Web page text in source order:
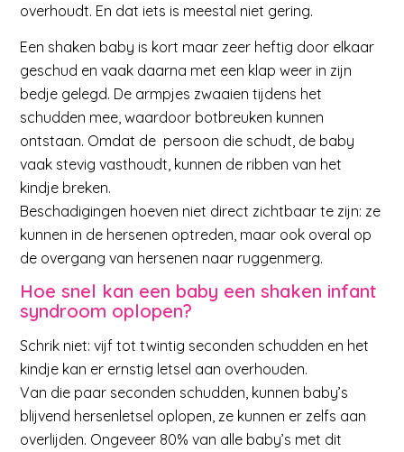
overhoudt. En dat iets is meestal niet gering.
Een shaken baby is kort maar zeer heftig door elkaar
geschud en vaak daarna met een klap weer in zijn
bedje gelegd. De armpjes zwaaien tijdens het
schudden mee, waardoor botbreuken kunnen
ontstaan. Omdat de persoon die schudt, de baby
vaak stevig vasthoudt, kunnen de ribben van het
kindje breken.
Beschadigingen hoeven niet direct zichtbaar te zijn: ze
kunnen in de hersenen optreden, maar ook overal op
de overgang van hersenen naar ruggenmerg.
Hoe snel kan een baby een shaken infant
syndroom oplopen?
Schrik niet: vijf tot twintig seconden schudden en het
kindje kan er ernstig letsel aan overhouden.
Van die paar seconden schudden, kunnen baby’s
blijvend hersenletsel oplopen, ze kunnen er zelfs aan
overlijden. Ongeveer 80% van alle baby’s met dit